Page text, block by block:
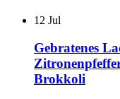
12 Jul
Gebratenes
Brokkoli